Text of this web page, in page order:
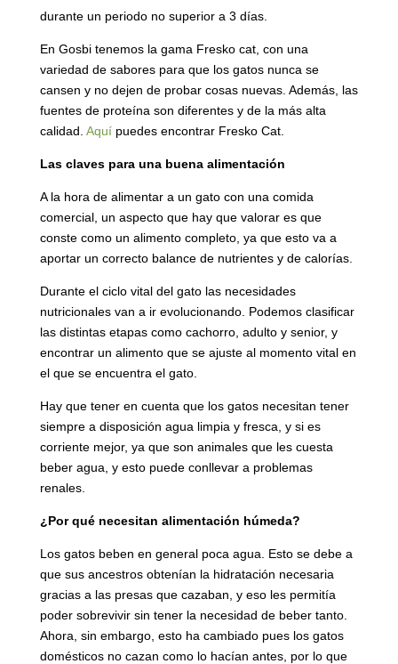
durante un periodo no superior a 3 días.
En Gosbi tenemos la gama Fresko cat, con una
variedad de sabores para que los gatos nunca se
cansen y no dejen de probar cosas nuevas. Además, las
fuentes de proteína son diferentes y de la más alta
calidad. Aquípuedes encontrar Fresko Cat.
Las claves para una buena alimentación
A la hora de alimentar a un gato con una comida
comercial, un aspecto que hay que valorar es que
conste como un alimento completo, ya que esto va a
aportar un correcto balance de nutrientes y de calorías.
Durante el ciclo vital del gato las necesidades
nutricionales van a ir evolucionando. Podemos clasificar
las distintas etapas como cachorro, adulto y senior, y
encontrar un alimento que se ajuste al momento vital en
el que se encuentra el gato.
Hay que tener en cuenta que los gatos necesitan tener
siempre a disposición agua limpia y fresca, y si es
corriente mejor, ya que son animales que les cuesta
beber agua, y esto puede conllevar a problemas
renales.
¿Por qué necesitan alimentación húmeda?
Los gatos beben en general poca agua. Esto se debe a
que sus ancestros obtenían la hidratación necesaria
gracias a las presas que cazaban, y eso les permitía
poder sobrevivir sin tener la necesidad de beber tanto.
Ahora, sin embargo, esto ha cambiado pues los gatos
domésticos no cazan como lo hacían antes, por lo que